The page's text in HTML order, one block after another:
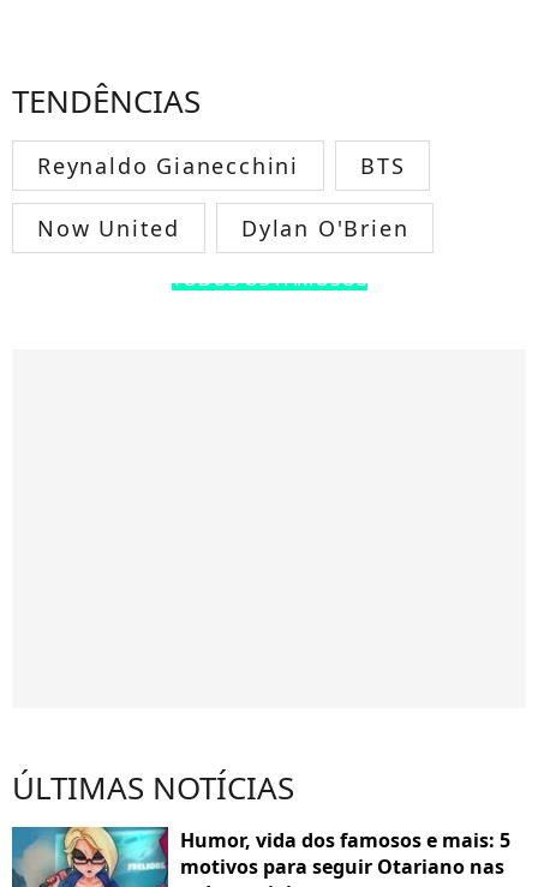
TENDÊNCIAS
Reynaldo Gianecchini BTS
Now United Dylan O'Brien
TODOS OS FAMOSOS
ÚLTIMAS NOTÍCIAS
Humor, vida dos famosos e mais: 5
motivos para seguir Otariano nas